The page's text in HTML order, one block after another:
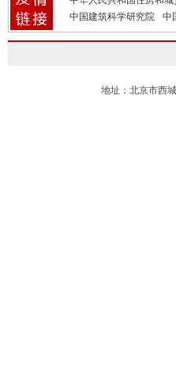
中国建筑科学研究院
中
地址：北京市西